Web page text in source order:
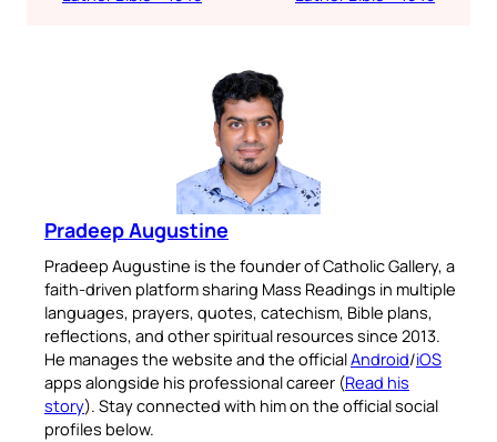
Pradeep Augustine
Pradeep Augustine is the founder of Catholic Gallery, a
faith-driven platform sharing Mass Readings in multiple
languages, prayers, quotes, catechism, Bible plans,
reflections, and other spiritual resources since 2013.
He manages the website and the officialAndroid/iOS
apps alongside his professional career (Read his
story). Stay connected with him on the official social
profiles below.